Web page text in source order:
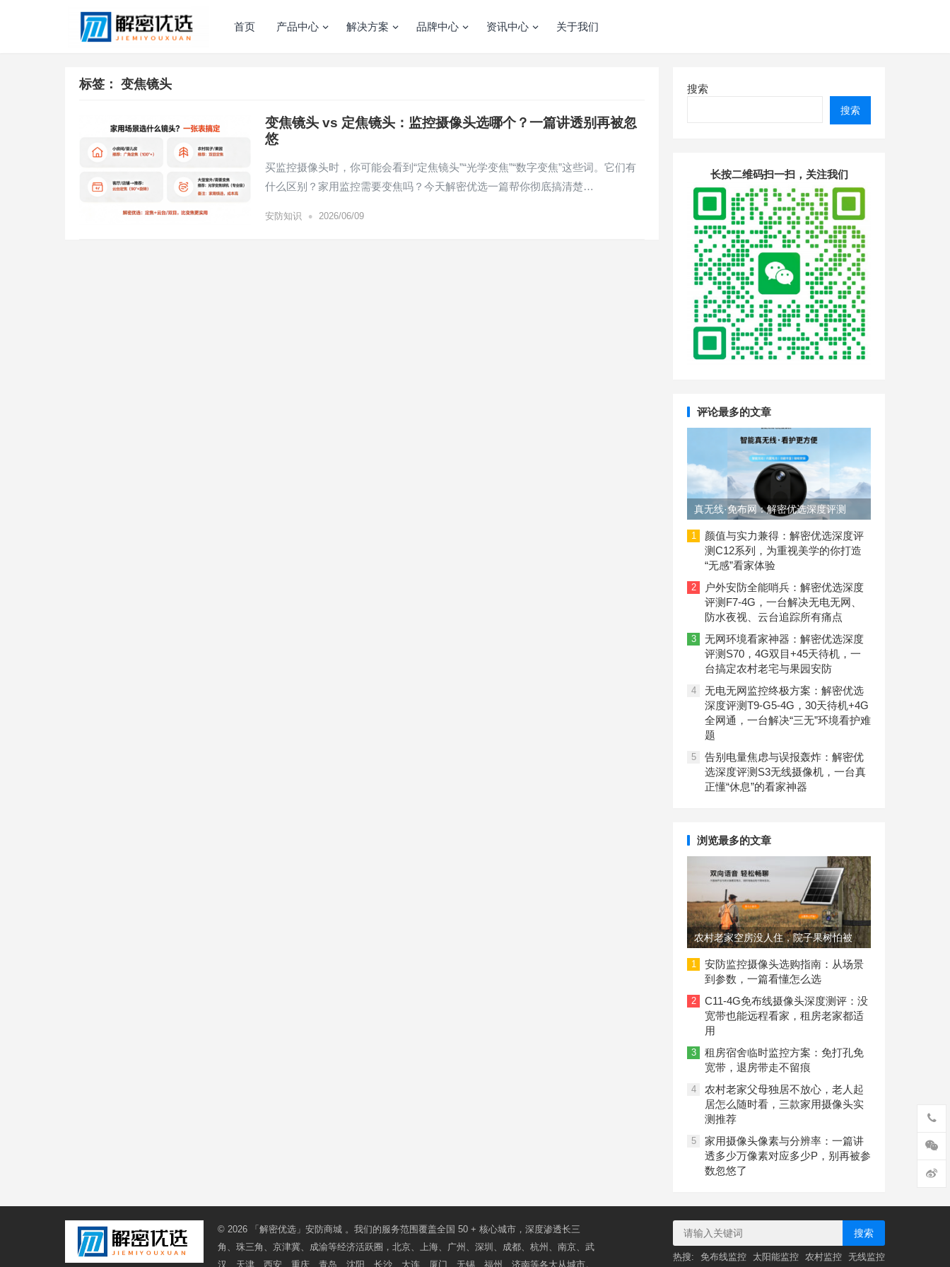
首页 产品中心 解决方案 品牌中心 资讯中心 关于我们
标签： 变焦镜头
变焦镜头 vs 定焦镜头：监控摄像头选哪个？一篇讲透别再被忽
悠
买监控摄像头时，你可能会看到“定焦镜头”“光学变焦”“数字变焦”这些词。它们有
什么区别？家用监控需要变焦吗？今天解密优选一篇帮你彻底搞清楚…
安防知识 • 2026/06/09
搜索
搜索
长按二维码扫一扫，关注我们
评论最多的文章
真无线·免布网：解密优选深度评测
C11-4G摄像头，如何用磁吸设计+4G
联网解决无网看护难题？
1
颜值与实力兼得：解密优选深度评
测C12系列，为重视美学的你打造
“无感”看家体验
2
户外安防全能哨兵：解密优选深度
评测F7-4G，一台解决无电无网、
防水夜视、云台追踪所有痛点
3
无网环境看家神器：解密优选深度
评测S70，4G双目+45天待机，一
台搞定农村老宅与果园安防
4
无电无网监控终极方案：解密优选
深度评测T9-G5-4G，30天待机+4G
全网通，一台解决“三无”环境看护难
题
5
告别电量焦虑与误报轰炸：解密优
选深度评测S3无线摄像机，一台真
正懂“休息”的看家神器
浏览最多的文章
农村老家空房没人住，院子果树怕被
偷，三款4G摄像头让远程看护更省心
1
安防监控摄像头选购指南：从场景
到参数，一篇看懂怎么选
2
C11-4G免布线摄像头深度测评：没
宽带也能远程看家，租房老家都适
用
3
租房宿舍临时监控方案：免打孔免
宽带，退房带走不留痕
4
农村老家父母独居不放心，老人起
居怎么随时看，三款家用摄像头实
测推荐
5
家用摄像头像素与分辨率：一篇讲
透多少万像素对应多少P，别再被参
数忽悠了
© 2026 「解密优选」安防商城 。我们的服务范围覆盖全国 50 + 核心城市，深度渗透长三
角、珠三角、京津冀、成渝等经济活跃圈，北京、上海、广州、深圳、成都、杭州、南京、武
汉、天津、西安、重庆、青岛、沈阳、长沙、大连、厦门、无锡、福州、济南等各大从城市。
搜索
热搜: 免布线监控 太阳能监控 农村监控 无线监控